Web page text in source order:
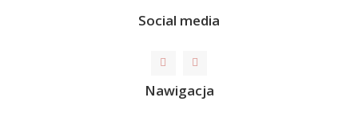
Social media
Nawigacja